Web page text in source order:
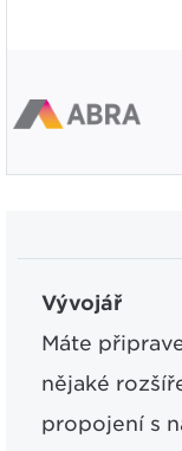
Vývojář
Máte
nějaké
propojení s